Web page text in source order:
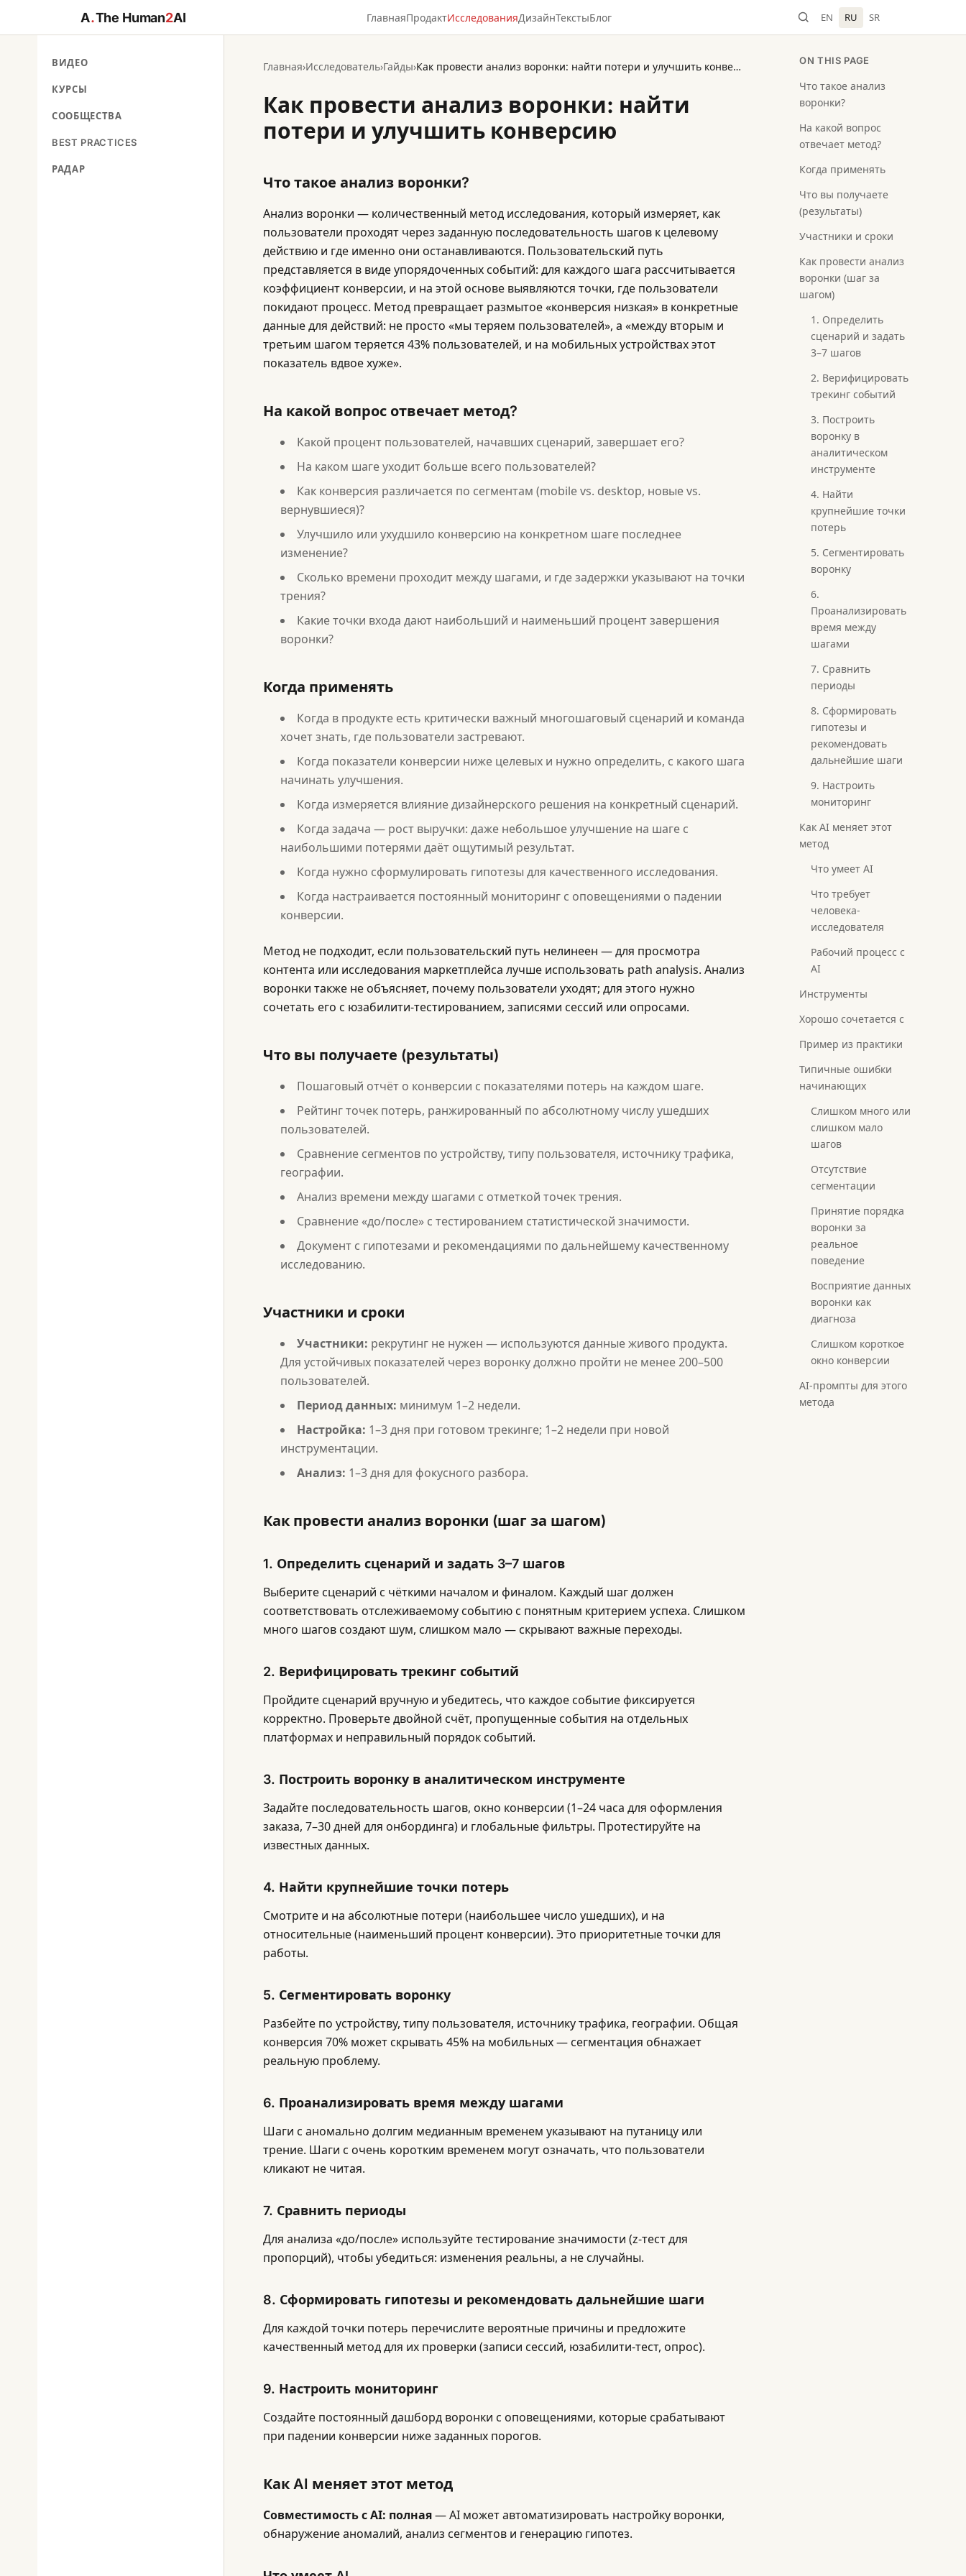
A.The Human2AI ГлавнаяПродактИсследованияДизайнТекстыБлог EN RU SR
ВИДЕО
КУРСЫ
СООБЩЕСТВА
BEST PRACTICES
РАДАР
Главная›Исследователь›Гайды› Как провести анализ воронки: найти потери и улучшить конверсию
Как провести анализ воронки: найти
потери и улучшить конверсию
Что такое анализ воронки?
Анализ воронки — количественный метод исследования, который измеряет, как
пользователи проходят через заданную последовательность шагов к целевому
действию и где именно они останавливаются. Пользовательский путь
представляется в виде упорядоченных событий: для каждого шага рассчитывается
коэффициент конверсии, и на этой основе выявляются точки, где пользователи
покидают процесс. Метод превращает размытое «конверсия низкая» в конкретные
данные для действий: не просто «мы теряем пользователей», а «между вторым и
третьим шагом теряется 43% пользователей, и на мобильных устройствах этот
показатель вдвое хуже».
На какой вопрос отвечает метод?
Какой процент пользователей, начавших сценарий, завершает его?
На каком шаге уходит больше всего пользователей?
Как конверсия различается по сегментам (mobile vs. desktop, новые vs.
вернувшиеся)?
Улучшило или ухудшило конверсию на конкретном шаге последнее
изменение?
Сколько времени проходит между шагами, и где задержки указывают на точки
трения?
Какие точки входа дают наибольший и наименьший процент завершения
воронки?
Когда применять
Когда в продукте есть критически важный многошаговый сценарий и команда
хочет знать, где пользователи застревают.
Когда показатели конверсии ниже целевых и нужно определить, с какого шага
начинать улучшения.
Когда измеряется влияние дизайнерского решения на конкретный сценарий.
Когда задача — рост выручки: даже небольшое улучшение на шаге с
наибольшими потерями даёт ощутимый результат.
Когда нужно сформулировать гипотезы для качественного исследования.
Когда настраивается постоянный мониторинг с оповещениями о падении
конверсии.
Метод не подходит, если пользовательский путь нелинеен — для просмотра
контента или исследования маркетплейса лучше использовать path analysis. Анализ
воронки также не объясняет, почему пользователи уходят; для этого нужно
сочетать его с юзабилити-тестированием, записями сессий или опросами.
Что вы получаете (результаты)
Пошаговый отчёт о конверсии с показателями потерь на каждом шаге.
Рейтинг точек потерь, ранжированный по абсолютному числу ушедших
пользователей.
Сравнение сегментов по устройству, типу пользователя, источнику трафика,
географии.
Анализ времени между шагами с отметкой точек трения.
Сравнение «до/после» с тестированием статистической значимости.
Документ с гипотезами и рекомендациями по дальнейшему качественному
исследованию.
Участники и сроки
Участники: рекрутинг не нужен — используются данные живого продукта.
Для устойчивых показателей через воронку должно пройти не менее 200–500
пользователей.
Период данных: минимум 1–2 недели.
Настройка: 1–3 дня при готовом трекинге; 1–2 недели при новой
инструментации.
Анализ: 1–3 дня для фокусного разбора.
Как провести анализ воронки (шаг за шагом)
1. Определить сценарий и задать 3–7 шагов
Выберите сценарий с чёткими началом и финалом. Каждый шаг должен
соответствовать отслеживаемому событию с понятным критерием успеха. Слишком
много шагов создают шум, слишком мало — скрывают важные переходы.
2. Верифицировать трекинг событий
Пройдите сценарий вручную и убедитесь, что каждое событие фиксируется
корректно. Проверьте двойной счёт, пропущенные события на отдельных
платформах и неправильный порядок событий.
3. Построить воронку в аналитическом инструменте
Задайте последовательность шагов, окно конверсии (1–24 часа для оформления
заказа, 7–30 дней для онбординга) и глобальные фильтры. Протестируйте на
известных данных.
4. Найти крупнейшие точки потерь
Смотрите и на абсолютные потери (наибольшее число ушедших), и на
относительные (наименьший процент конверсии). Это приоритетные точки для
работы.
5. Сегментировать воронку
Разбейте по устройству, типу пользователя, источнику трафика, географии. Общая
конверсия 70% может скрывать 45% на мобильных — сегментация обнажает
реальную проблему.
6. Проанализировать время между шагами
Шаги с аномально долгим медианным временем указывают на путаницу или
трение. Шаги с очень коротким временем могут означать, что пользователи
кликают не читая.
7. Сравнить периоды
Для анализа «до/после» используйте тестирование значимости (z-тест для
пропорций), чтобы убедиться: изменения реальны, а не случайны.
8. Сформировать гипотезы и рекомендовать дальнейшие шаги
Для каждой точки потерь перечислите вероятные причины и предложите
качественный метод для их проверки (записи сессий, юзабилити-тест, опрос).
9. Настроить мониторинг
Создайте постоянный дашборд воронки с оповещениями, которые срабатывают
при падении конверсии ниже заданных порогов.
Как AI меняет этот метод
Совместимость с AI: полная— AI может автоматизировать настройку воронки,
обнаружение аномалий, анализ сегментов и генерацию гипотез.
ON THIS PAGE
Что такое анализ
воронки?
На какой вопрос
отвечает метод?
Когда применять
Что вы получаете
(результаты)
Участники и сроки
Как провести анализ
воронки (шаг за
шагом)
1. Определить
сценарий и задать
3–7 шагов
2. Верифицировать
трекинг событий
3. Построить
воронку в
аналитическом
инструменте
4. Найти
крупнейшие точки
потерь
5. Сегментировать
воронку
6.
Проанализировать
время между
шагами
7. Сравнить
периоды
8. Сформировать
гипотезы и
рекомендовать
дальнейшие шаги
9. Настроить
мониторинг
Как AI меняет этот
метод
Что умеет AI
Что требует
человека-
исследователя
Рабочий процесс с
AI
Инструменты
Хорошо сочетается с
Пример из практики
Типичные ошибки
начинающих
Слишком много или
слишком мало
шагов
Отсутствие
сегментации
Принятие порядка
воронки за
реальное
поведение
Восприятие данных
воронки как
диагноза
Слишком короткое
окно конверсии
AI-промпты для этого
метода